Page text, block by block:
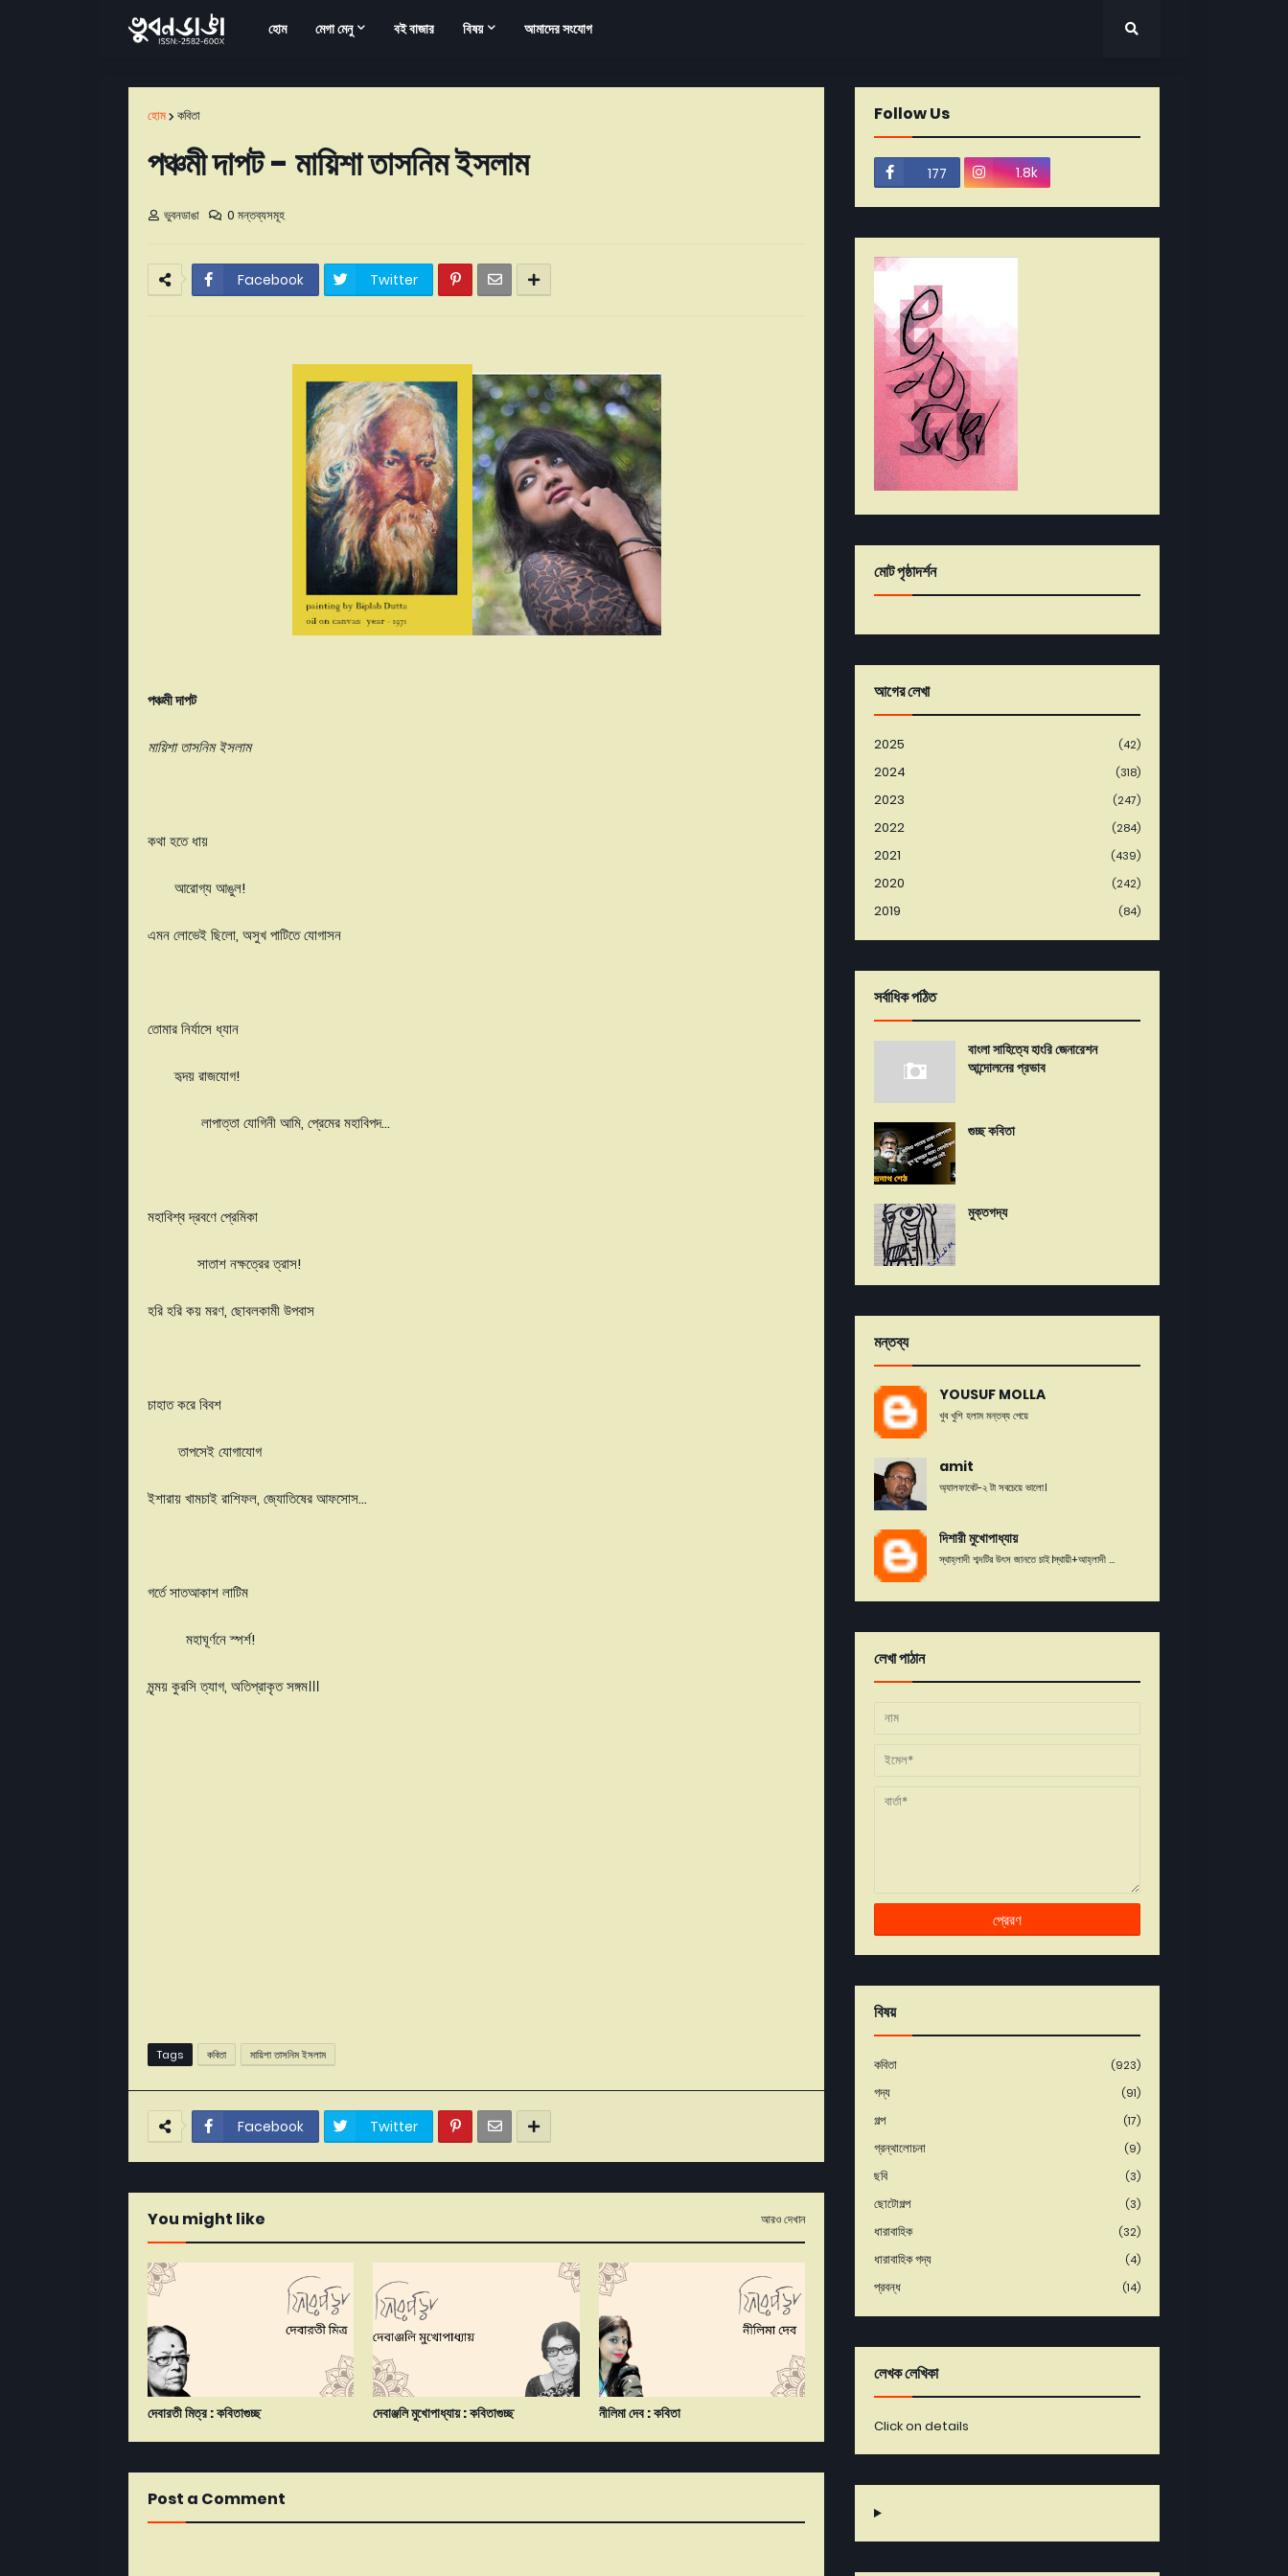
হোম মেগা মেনু বই বাজার বিষয় আমাদের সংযোগ
হোম কবিতা
পঞ্চমী দাপট - মায়িশা তাসনিম ইসলাম
ভুবনডাঙা 0 মন্তব্যসমূহ
Facebook Twitter
পঞ্চমী দাপট
মায়িশা তাসনিম ইসলাম
কথা হতে ধায়
আরোগ্য আঙুল!
এমন লোভেই ছিলো, অসুখ পাটিতে যোগাসন
তোমার নির্যাসে ধ্যান
হৃদয় রাজযোগ!
লাপাত্তা যোগিনী আমি, প্রেমের মহাবিপদ...
মহাবিশ্ব দ্রবণে প্রেমিকা
সাতাশ নক্ষত্রের ত্রাস!
হরি হরি কয় মরণ, ছোবলকামী উপবাস
চাহাত করে বিবশ
তাপসেই যোগাযোগ
ইশারায় খামচাই রাশিফল, জ্যোতিষের আফসোস...
গর্তে সাতআকাশ লাটিম
মহাঘূর্ণনে স্পর্শ!
মৃন্ময় কুরসি ত্যাগ, অতিপ্রাকৃত সঙ্গম।।।
Tags কবিতা মায়িশা তাসনিম ইসলাম
Facebook Twitter
You might like আরও দেখান
দেবারতী মিত্র : কবিতাগুচ্ছ দেবাঞ্জলি মুখোপাধ্যায় : কবিতাগুচ্ছ নীলিমা দেব : কবিতা
Post a Comment
Follow Us
177 1.8k
মোট পৃষ্ঠাদর্শন
আগের লেখা
2025 (42)
2024 (318)
2023 (247)
2022 (284)
2021 (439)
2020 (242)
2019 (84)
সর্বাধিক পঠিত
বাংলা সাহিত্যে হাংরি জেনারেশন
আন্দোলনের প্রভাব
গুচ্ছ কবিতা
মুক্তগদ্য
মন্তব্য
YOUSUF MOLLA
খুব খুশি হলাম মন্তব্য পেয়ে
amit
অ্যালফাবেট-২ টা সবচেয়ে ভালো।
দিশারী মুখোপাধ্যায়
স্থাহ্লাদী শব্দটির উৎস জানতে চাই।স্থায়ী+আহ্লাদী ...
লেখা পাঠান
বিষয়
কবিতা (923)
গদ্য (91)
গল্প (17)
গ্রন্থালোচনা (9)
ছবি (3)
ছোটোগল্প (3)
ধারাবাহিক (32)
ধারাবাহিক গদ্য (4)
প্রবন্ধ (14)
লেখক লেখিকা
Click on details